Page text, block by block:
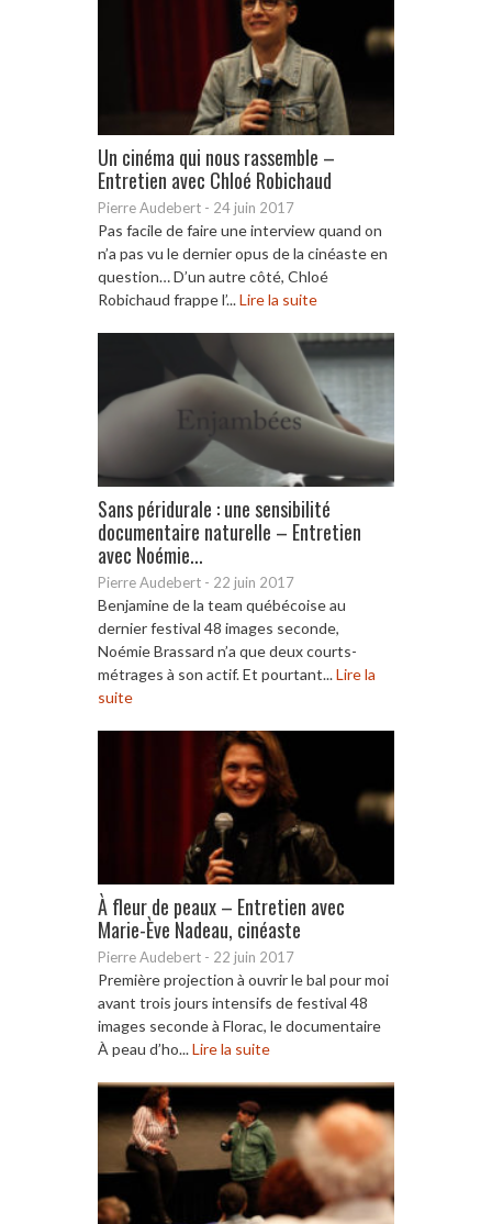
Un cinéma qui nous rassemble –
Entretien avec Chloé Robichaud
Pierre Audebert - 24 juin 2017
Pas facile de faire une interview quand on
n’a pas vu le dernier opus de la cinéaste en
question… D’un autre côté, Chloé
Robichaud frappe l’...Lire la suite
Sans péridurale : une sensibilité
documentaire naturelle – Entretien
avec Noémie...
Pierre Audebert - 22 juin 2017
Benjamine de la team québécoise au
dernier festival 48 images seconde,
Noémie Brassard n’a que deux courts-
métrages à son actif. Et pourtant...Lire la
suite
À fleur de peaux – Entretien avec
Marie-Ève Nadeau, cinéaste
Pierre Audebert - 22 juin 2017
Première projection à ouvrir le bal pour moi
avant trois jours intensifs de festival 48
images seconde à Florac, le documentaire
À peau d’ho...Lire la suite